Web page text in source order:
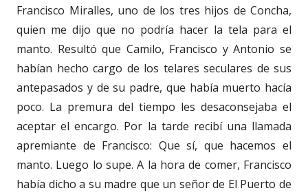
Francisco Miralles, uno de los tres hijos de Concha,
quien me dijo que no podría hacer la tela para el
manto. Resultó que Camilo, Francisco y Antonio se
habían hecho cargo de los telares seculares de sus
antepasados y de su padre, que había muerto hacía
poco. La premura del tiempo les desaconsejaba el
aceptar el encargo. Por la tarde recibí una llamada
apremiante de Francisco: Que sí, que hacemos el
manto. Luego lo supe. A la hora de comer, Francisco
había dicho a su madre que un señor de El Puerto de